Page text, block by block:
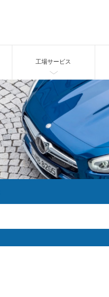
工場サービス